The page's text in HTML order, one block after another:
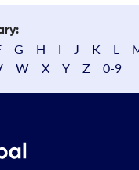
G H I J K L
W X Y Z 0-9